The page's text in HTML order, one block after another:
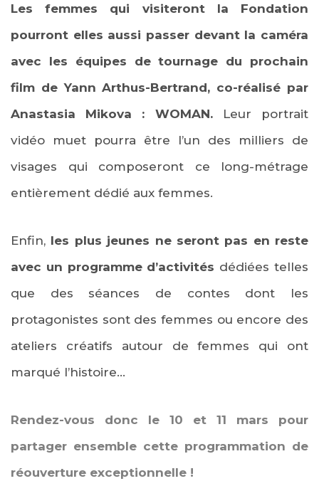
Les femmes qui visiteront la Fondation
pourront elles aussi passer devant la caméra
avec les équipes de tournage du prochain
film de Yann Arthus-Bertrand, co-réalisé par
Anastasia Mikova : WOMAN.Leur portrait
vidéo muet pourra être l’un des milliers de
visages qui composeront ce long-métrage
entièrement dédié aux femmes.
Enfin, les plus jeunes ne seront pas en reste
avec un programme d’activités dédiées telles
que des séances de contes dont les
protagonistes sont des femmes ou encore des
ateliers créatifs autour de femmes qui ont
marqué l’histoire…
Rendez-vous donc le 10 et 11 mars pour
partager ensemble cette programmation de
réouverture exceptionnelle !